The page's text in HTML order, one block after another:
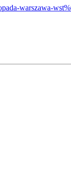
warszawa-